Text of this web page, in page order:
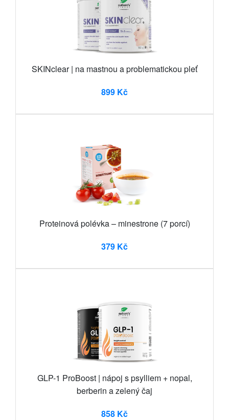
SKINclear | na mastnou a problematickou pleť
899 Kč
Proteinová polévka – minestrone (7 porcí)
379 Kč
GLP-1 ProBoost | nápoj s psylliem + nopal,
berberin a zelený čaj
858 Kč